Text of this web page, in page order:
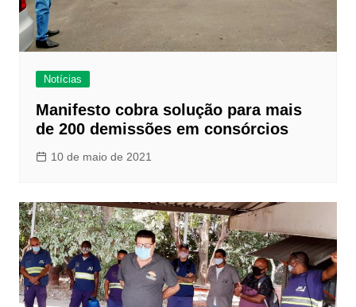
Notícias
Manifesto cobra solução para mais
de 200 demissões em consórcios
10 de maio de 2021